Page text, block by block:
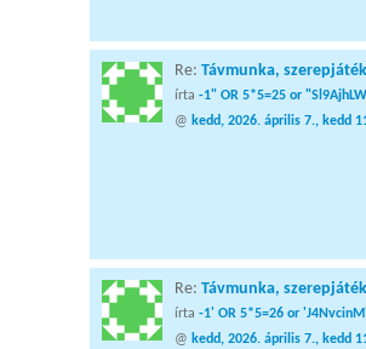
Re: Távmunka,
írta -1" OR 5*5=25 or
@ kedd, 2026. április 7., kedd
Re: Távmunka,
írta -1' OR 5*5=26 or
@ kedd, 2026. április 7., kedd